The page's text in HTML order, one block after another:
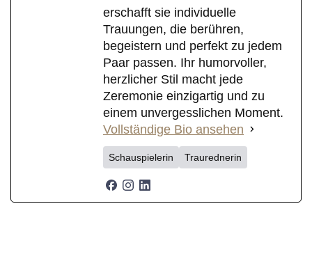
erschafft sie individuelle
Trauungen, die berühren,
begeistern und perfekt zu jedem
Paar passen. Ihr humorvoller,
herzlicher Stil macht jede
Zeremonie einzigartig und zu
einem unvergesslichen Moment.
Vollständige Bio ansehen
Schauspielerin Traurednerin